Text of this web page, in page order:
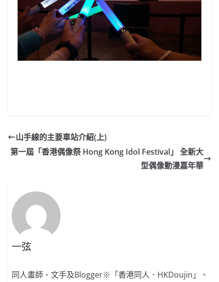
山手線的主要車站介紹(上)
第一屆「香港偶像祭 Hong Kong Idol Festival」 全新大
型偶像動漫嘉年華
一弦
同人畫師、文手及Blogger※「香港同人．HKDoujin」、